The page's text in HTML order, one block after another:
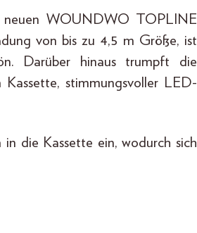
neuen WOUNDWO TOPLINE
von bis zu 4,5 m Größe, ist
Darüber hinaus trumpft die
stimmungsvoller LED-
die Kassette ein, wodurch sich